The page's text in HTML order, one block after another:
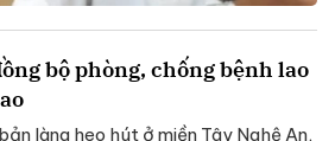
bộ phòng, chống bệnh lao
làng heo hút ở miền Tây Nghệ An,